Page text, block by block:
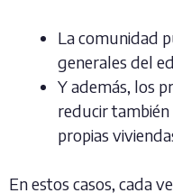
La comunidad
generales del
Y además, los
reducir
propias
En estos casos, cada